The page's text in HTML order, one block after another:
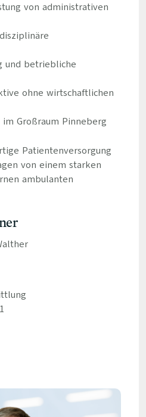
von administrativen
und betriebliche
ohne wirtschaftlichen
Großraum Pinneberg
Patientenversorgung
von einem starken
ambulanten